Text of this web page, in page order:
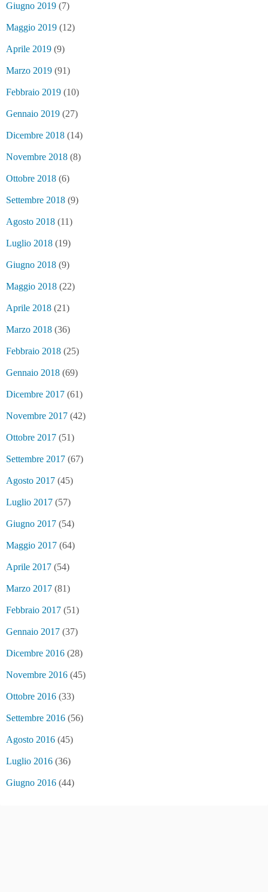
Giugno 2019 (7)
Maggio 2019 (12)
Aprile 2019 (9)
Marzo 2019 (91)
Febbraio 2019 (10)
Gennaio 2019 (27)
Dicembre 2018 (14)
Novembre 2018 (8)
Ottobre 2018 (6)
Settembre 2018 (9)
Agosto 2018 (11)
Luglio 2018 (19)
Giugno 2018 (9)
Maggio 2018 (22)
Aprile 2018 (21)
Marzo 2018 (36)
Febbraio 2018 (25)
Gennaio 2018 (69)
Dicembre 2017 (61)
Novembre 2017 (42)
Ottobre 2017 (51)
Settembre 2017 (67)
Agosto 2017 (45)
Luglio 2017 (57)
Giugno 2017 (54)
Maggio 2017 (64)
Aprile 2017 (54)
Marzo 2017 (81)
Febbraio 2017 (51)
Gennaio 2017 (37)
Dicembre 2016 (28)
Novembre 2016 (45)
Ottobre 2016 (33)
Settembre 2016 (56)
Agosto 2016 (45)
Luglio 2016 (36)
Giugno 2016 (44)